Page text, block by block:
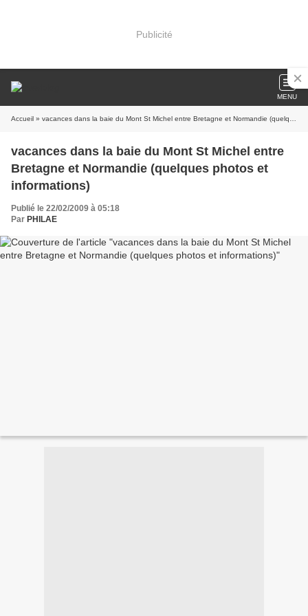
Publicité
MENU
Accueil » vacances dans la baie du Mont St Michel entre Bretagne et Normandie (quelques photos et informations)
vacances dans la baie du Mont St Michel entre
Bretagne et Normandie (quelques photos et
informations)
Publié le 22/02/2009 à 05:18
Par PHILAE